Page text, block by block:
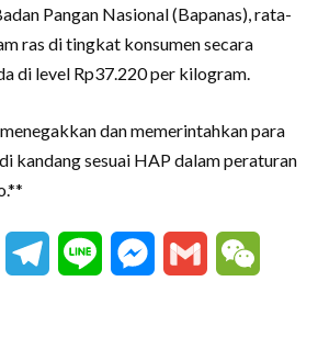
Pangan Nasional (Bapanas), rata-
ras di tingkat konsumen secara
di level Rp37.220 per kilogram.
dan memerintahkan para
kandang sesuai HAP dalam peraturan
Email Telegram
Line Messenger
Gmail